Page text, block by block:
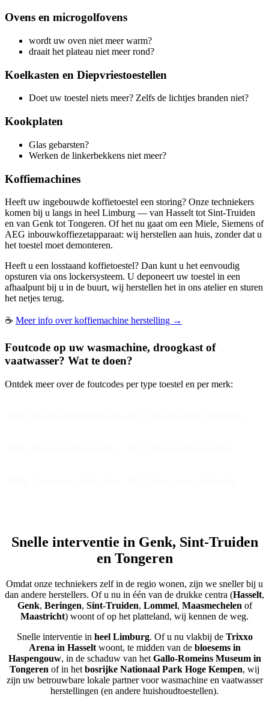
Ovens en microgolfovens
wordt uw oven niet meer warm?
draait het plateau niet meer rond?
Koelkasten en Diepvriestoestellen
Doet uw toestel niets meer? Zelfs de lichtjes branden niet?
Kookplaten
Glas gebarsten?
Werken de linkerbekkens niet meer?
Koffiemachines
Heeft uw ingebouwde koffietoestel een storing? Onze techniekers
komen bij u langs in heel Limburg — van Hasselt tot Sint-Truiden
en van Genk tot Tongeren. Of het nu gaat om een Miele, Siemens of
AEG inbouwkoffiezetapparaat: wij herstellen aan huis, zonder dat u
het toestel moet demonteren.
Heeft u een losstaand koffietoestel? Dan kunt u het eenvoudig
opsturen via ons lockersysteem. U deponeert uw toestel in een
afhaalpunt bij u in de buurt, wij herstellen het in ons atelier en sturen
het netjes terug.
☕ Meer info over koffiemachine herstelling →
Foutcode op uw wasmachine, droogkast of
vaatwasser? Wat te doen?
Ontdek meer over de foutcodes per type toestel en per merk:
Snelle interventie in Genk, Sint-Truiden
en Tongeren
Omdat onze techniekers zelf in de regio wonen, zijn we sneller bij u
dan andere herstellers. Of u nu in één van de drukke centra (Hasselt,
Genk, Beringen, Sint-Truiden, Lommel, Maasmechelen of
Maastricht) woont of op het platteland, wij kennen de weg.
Snelle interventie in heel Limburg. Of u nu vlakbij de Trixxo
Arena in Hasseltwoont, te midden van de bloesems in
Haspengouw, in de schaduw van het Gallo-Romeins Museum in
Tongeren of in het bosrijke Nationaal Park Hoge Kempen, wij
zijn uw betrouwbare lokale partner voor wasmachine en vaatwasser
herstellingen (en andere huishoudtoestellen).